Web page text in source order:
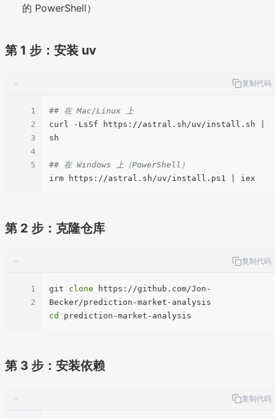
的 PowerShell）
第 1 步：安装 uv
复制代码
1
2
3
4
5
## 在 Mac/Linux 上
curl -LsSf https://astral.sh/uv/install.sh |
sh
## 在 Windows 上（PowerShell）
第 2 步：克隆仓库
复制代码
1
2
git clone https://github.com/Jon-
cd
第 3 步：安装依赖
复制代码